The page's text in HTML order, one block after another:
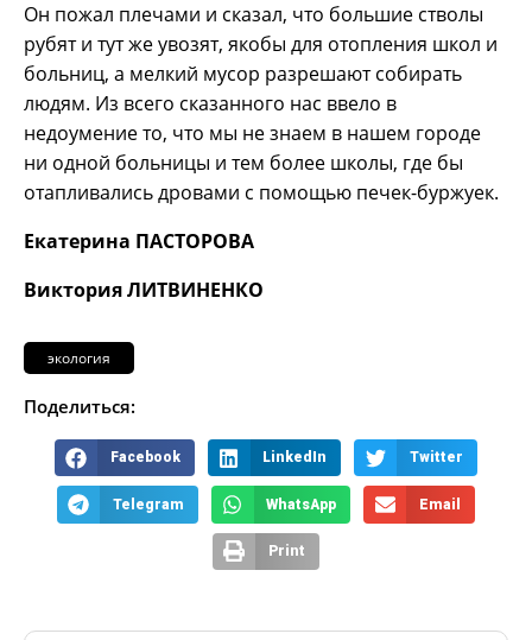
Он пожал плечами и сказал, что большие стволы
рубят и тут же увозят, якобы для отопления школ и
больниц, а мелкий мусор разрешают собирать
людям. Из всего сказанного нас ввело в
недоумение то, что мы не знаем в нашем городе
ни одной больницы и тем более школы, где бы
отапливались дровами с помощью печек-буржуек.
Екатерина ПАСТОРОВА
Виктория ЛИТВИНЕНКО
экология
Поделиться:
Facebook LinkedIn Twitter
Telegram WhatsApp Email
Print